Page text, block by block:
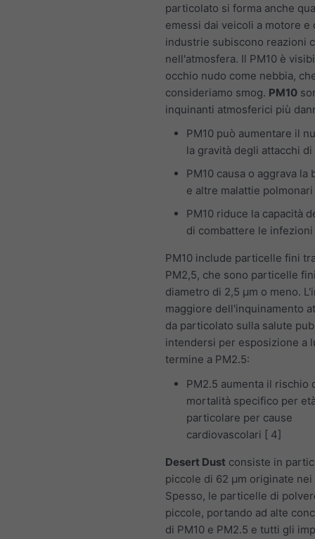
particolato si forma anche
emessi dai veicoli a motore e
industrie subiscono reazioni
nell'atmosfera. Il PM10 è
occhio nudo come nebbia,
consideriamo smog. PM10
inquinanti atmosferici più
PM10 può aumentare il
la gravità degli attacchi di
PM10 causa o aggrava la
e altre malattie polmonari
PM10 riduce la capacità
di combattere le infezioni
PM10 include particelle fini
PM2,5, che sono particelle
diametro di 2,5 μm o meno.
maggiore dell'inquinamento
da particolato sulla salute
intendersi per esposizione a
termine a PM2.5:
PM2.5 aumenta il rischio
mortalità specifico per
particolare per cause
cardiovascolari [ 4]
Desert Dust consiste in
piccole di 62 μm originate
Spesso, le particelle di
piccole, portando ad alte
di PM10 e PM2.5 e tutti gli